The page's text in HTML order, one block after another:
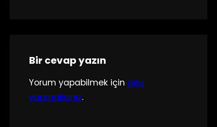
Bir cevap yazın
Yorum yapabilmek için giriş
yapmalısınız.